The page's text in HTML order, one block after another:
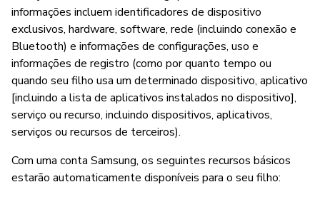
informações incluem identificadores de dispositivo
exclusivos, hardware, software, rede (incluindo conexão e
Bluetooth) e informações de configurações, uso e
informações de registro (como por quanto tempo ou
quando seu filho usa um determinado dispositivo, aplicativo
[incluindo a lista de aplicativos instalados no dispositivo],
serviço ou recurso, incluindo dispositivos, aplicativos,
serviços ou recursos de terceiros).
Com uma conta Samsung, os seguintes recursos básicos
estarão automaticamente disponíveis para o seu filho: